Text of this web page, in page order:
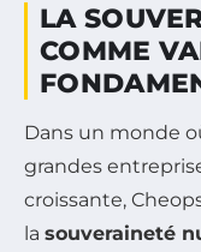
LA
COMME
Dans un monde
grandes
croissante,
la souveraineté